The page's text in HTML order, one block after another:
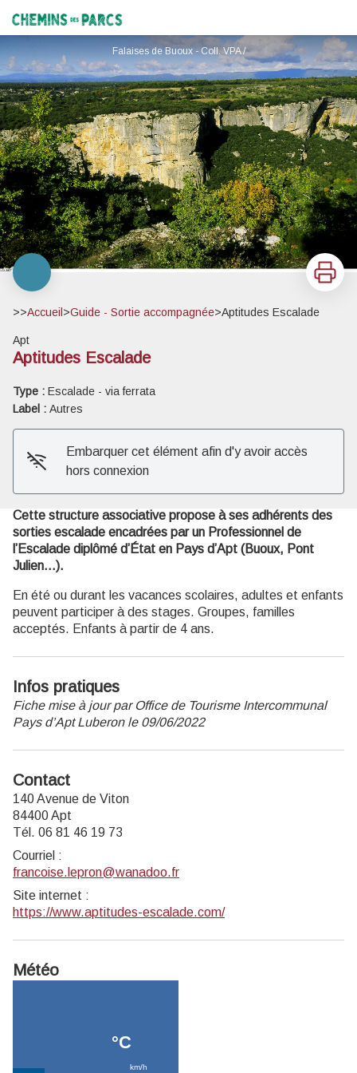
Chemins des Parcs
Falaises de Buoux - Coll. VPA /
Imprimer
>>Accueil>Guide - Sortie accompagnée>Aptitudes Escalade
Apt
Aptitudes Escalade
Type : Escalade - via ferrata
Label : Autres
Embarquer cet élément afin d'y avoir accès
hors connexion
Cette structure associative propose à ses adhérents des
sorties escalade encadrées par un Professionnel de
l’Escalade diplômé d’État en Pays d’Apt (Buoux, Pont
Julien…).
En été ou durant les vacances scolaires, adultes et enfants
peuvent participer à des stages. Groupes, familles
acceptés. Enfants à partir de 4 ans.
Infos pratiques
Fiche mise à jour par Office de Tourisme Intercommunal
Pays d’Apt Luberon le 09/06/2022
Contact
140 Avenue de Viton
84400 Apt
Tél. 06 81 46 19 73
Courriel :
francoise.lepron@wanadoo.fr
Site internet :
https://www.aptitudes-escalade.com/
Météo